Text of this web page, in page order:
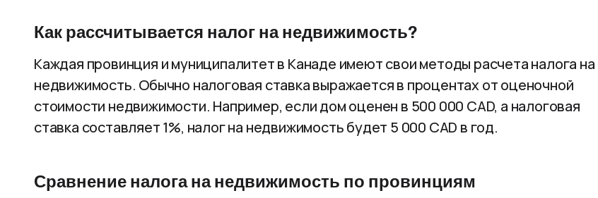
Как рассчитывается налог на недвижимость?
Каждая провинция и муниципалитет в Канаде имеют свои методы расчета налога на
недвижимость. Обычно налоговая ставка выражается в процентах от оценочной
стоимости недвижимости. Например, если дом оценен в 500 000 CAD, а налоговая
ставка составляет 1%, налог на недвижимость будет 5 000 CAD в год.
Сравнение налога на недвижимость по провинциям